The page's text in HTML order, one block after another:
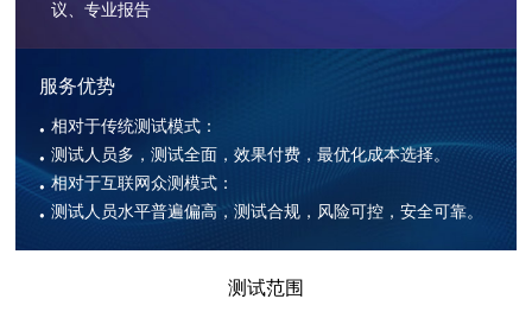
议、专业报告
服务优势
相对于传统测试模式：
测试人员多，测试全面，效果付费，最优化成本选择。
相对于互联网众测模式：
测试人员水平普遍偏高，测试合规，风险可控，安全可靠。
测试范围